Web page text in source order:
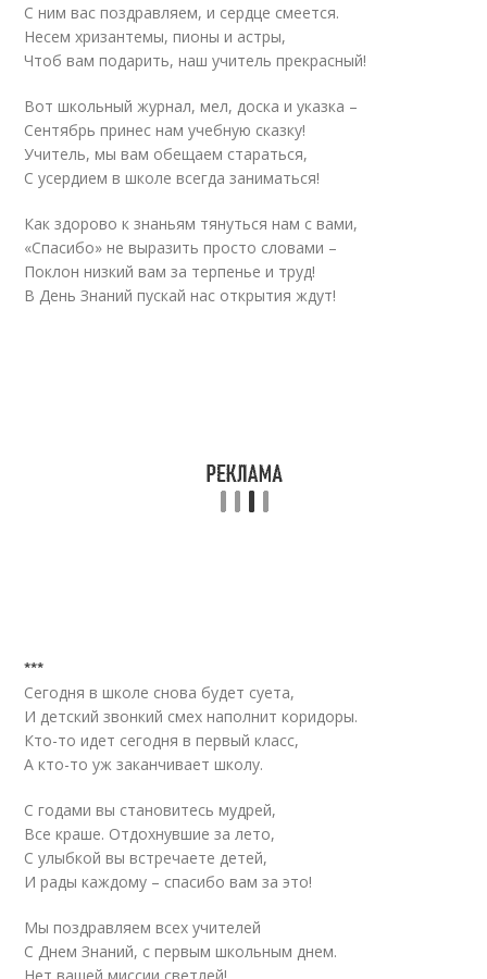
С ним вас поздравляем, и сердце смеется.
Несем хризантемы, пионы и астры,
Чтоб вам подарить, наш учитель прекрасный!
Вот школьный журнал, мел, доска и указка –
Сентябрь принес нам учебную сказку!
Учитель, мы вам обещаем стараться,
С усердием в школе всегда заниматься!
Как здорово к знаньям тянуться нам с вами,
«Спасибо» не выразить просто словами –
Поклон низкий вам за терпенье и труд!
В День Знаний пускай нас открытия ждут!
***
Сегодня в школе снова будет суета,
И детский звонкий смех наполнит коридоры.
Кто-то идет сегодня в первый класс,
А кто-то уж заканчивает школу.
С годами вы становитесь мудрей,
Все краше. Отдохнувшие за лето,
С улыбкой вы встречаете детей,
И рады каждому – спасибо вам за это!
Мы поздравляем всех учителей
С Днем Знаний, с первым школьным днем.
Нет вашей миссии светлей!